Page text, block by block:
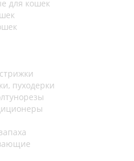
для кошек
пуходерки